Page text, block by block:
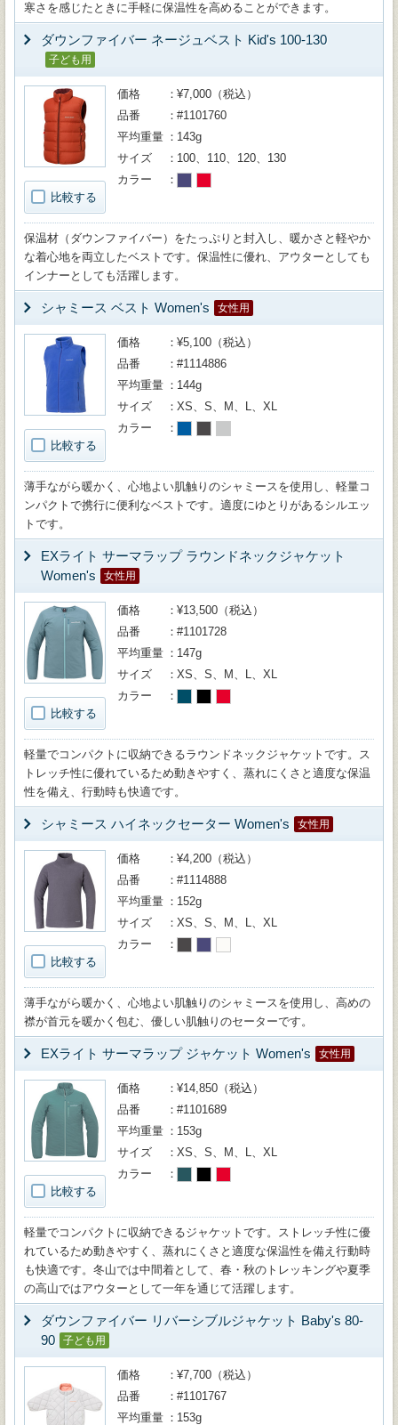
寒さを感じたときに手軽に保温性を高めることができます。
ダウンファイバー ネージュベスト Kid's 100-130
子ども用
比較する
価格
¥7,000（税込）
品番
#1101760
平均重量
143g
サイズ
100、110、120、130
カラー
保温材（ダウンファイバー）をたっぷりと封入し、暖かさと軽やか
な着心地を両立したベストです。保温性に優れ、アウターとしても
インナーとしても活躍します。
シャミース ベスト Women's 女性用
比較する
価格
¥5,100（税込）
品番
#1114886
平均重量
144g
サイズ
XS、S、M、L、XL
カラー
薄手ながら暖かく、心地よい肌触りのシャミースを使用し、軽量コ
ンパクトで携行に便利なベストです。適度にゆとりがあるシルエッ
トです。
EXライト サーマラップ ラウンドネックジャケット
Women's
女性用
比較する
価格
¥13,500（税込）
品番
#1101728
平均重量
147g
サイズ
XS、S、M、L、XL
カラー
軽量でコンパクトに収納できるラウンドネックジャケットです。ス
トレッチ性に優れているため動きやすく、蒸れにくさと適度な保温
性を備え、行動時も快適です。
シャミース ハイネックセーター Women's 女性用
比較する
価格
¥4,200（税込）
品番
#1114888
平均重量
152g
サイズ
XS、S、M、L、XL
カラー
薄手ながら暖かく、心地よい肌触りのシャミースを使用し、高めの
襟が首元を暖かく包む、優しい肌触りのセーターです。
EXライト サーマラップ ジャケット Women's 女性用
比較する
価格
¥14,850（税込）
品番
#1101689
平均重量
153g
サイズ
XS、S、M、L、XL
カラー
軽量でコンパクトに収納できるジャケットです。ストレッチ性に優
れているため動きやすく、蒸れにくさと適度な保温性を備え行動時
も快適です。冬山では中間着として、春・秋のトレッキングや夏季
の高山ではアウターとして一年を通じて活躍します。
ダウンファイバー リバーシブルジャケット Baby's 80-
90
子ども用
価格
¥7,700（税込）
品番
#1101767
平均重量
153g